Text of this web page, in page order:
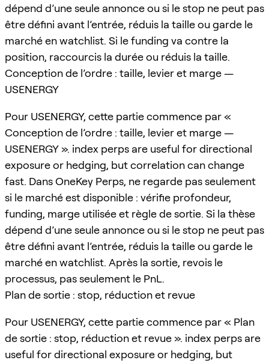
dépend d’une seule annonce ou si le stop ne peut pas
être défini avant l’entrée, réduis la taille ou garde le
marché en watchlist. Si le funding va contre la
position, raccourcis la durée ou réduis la taille.
Conception de l’ordre : taille, levier et marge —
USENERGY
Pour USENERGY, cette partie commence par «
Conception de l’ordre : taille, levier et marge —
USENERGY ». index perps are useful for directional
exposure or hedging, but correlation can change
fast. Dans OneKey Perps, ne regarde pas seulement
si le marché est disponible : vérifie profondeur,
funding, marge utilisée et règle de sortie. Si la thèse
dépend d’une seule annonce ou si le stop ne peut pas
être défini avant l’entrée, réduis la taille ou garde le
marché en watchlist. Après la sortie, revois le
processus, pas seulement le PnL.
Plan de sortie : stop, réduction et revue
Pour USENERGY, cette partie commence par « Plan
de sortie : stop, réduction et revue ». index perps are
useful for directional exposure or hedging, but